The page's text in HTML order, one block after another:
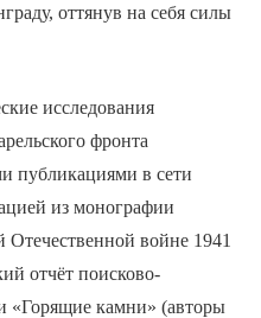
оттянув на себя силы
исследования
фронта
публикациями в сети
из монографии
войне 1941
отчёт поисково-
«Горящие камни» (авторы